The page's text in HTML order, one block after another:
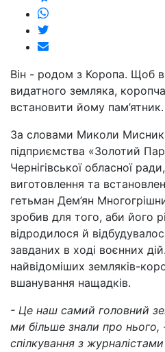
Він - родом з Коропа. Щоб
видатного земляка,
встановити йому пам’ятник.
За словами Миколи
підприємства «Золотий
Чернігівської обласної
виготовлення та
гетьман Дем’ян
зробив для того, аби його
відродилося й
завданих в ході воєнних
найвідоміших земляків-
вшанування нащадків.
- Це наш самий головний
ми більше знали про нього,
спілкування з